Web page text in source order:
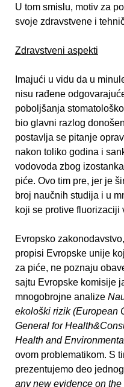
U tom smislu, motiv za
svoje zdravstvene i
Zdravstveni aspekti
Imajući u vidu da u
nisu rađene
poboljšanja
bio glavni razlog
postavlja se pitanje
nakon toliko godina i
vodovoda zbog
piće. Ovo tim pre, jer je
broj naučnih studija i u
koji se protive fluorizaciji
Evropsko
propisi Evropske unije
za piće, ne poznaju
sajtu Evropske komisije
mnogobrojne analize
ekološki rizik(European
General for
Health and
ovom problematikom. S
prezentujemo deo
any new evidence on